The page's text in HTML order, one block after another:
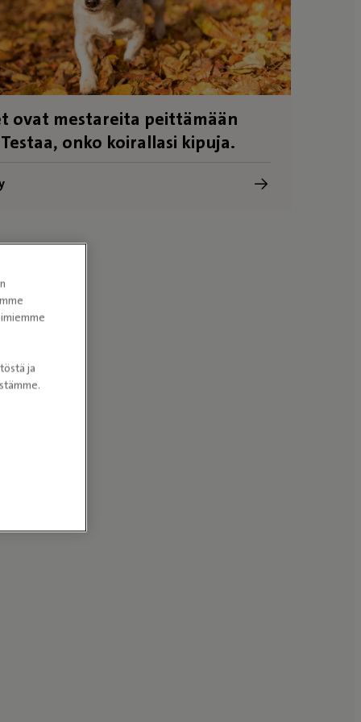
ovat mestareita peittämään
onko koirallasi kipuja.
ja